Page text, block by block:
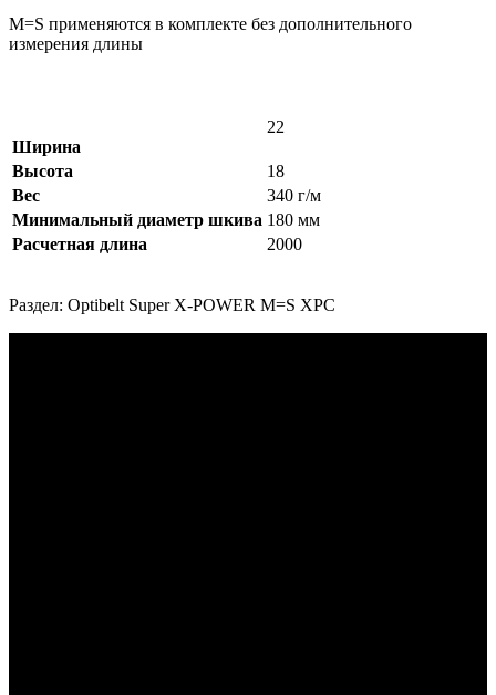
M=S применяются в комплекте без дополнительного
измерения длины
Ширина
22
Высота
18
Вес
340 г/м
Минимальный диаметр шкива 180 мм
Расчетная длина
2000
Раздел: Optibelt Super X-POWER M=S XPC